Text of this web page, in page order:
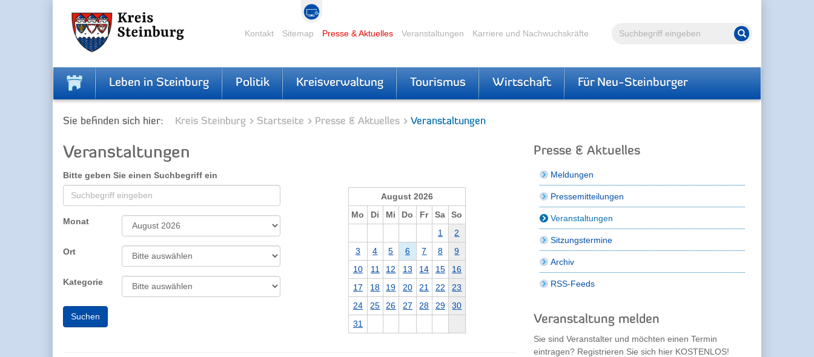
Volltextsuche Suche starten
Kontakt Sitemap Presse & Aktuelles Veranstaltungen Karriere und Nachwuchskräfte
Leben in Steinburg Politik Kreisverwaltung Tourismus Wirtschaft Für Neu-Steinburger
Sie befinden sich hier: Kreis Steinburg Startseite Presse & Aktuelles Veranstaltungen
Veranstaltungen
August 2026
Mo
Di Mi Do Fr Sa
So
1
2
3
4 5 6 7 8
9
10
11 12 13 14 15
16
17
18 19 20 21 22
23
24
25 26 27 28 29
30
31
Bitte geben Sie einen Suchbegriff ein
Monat
Ort
Kategorie
Presse & Aktuelles
Meldungen
Pressemitteilungen
Veranstaltungen
Sitzungstermine
Archiv
RSS-Feeds
Veranstaltung melden
Sie sind Veranstalter und möchten einen Termin
eintragen? Registrieren Sie sich hier KOSTENLOS!